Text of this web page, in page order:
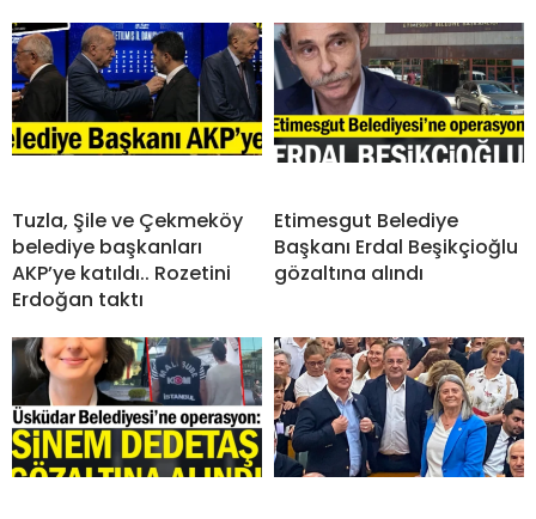
Tuzla, Şile ve Çekmeköy
belediye başkanları
AKP’ye katıldı.. Rozetini
Erdoğan taktı
Etimesgut Belediye
Başkanı Erdal Beşikçioğlu
gözaltına alındı